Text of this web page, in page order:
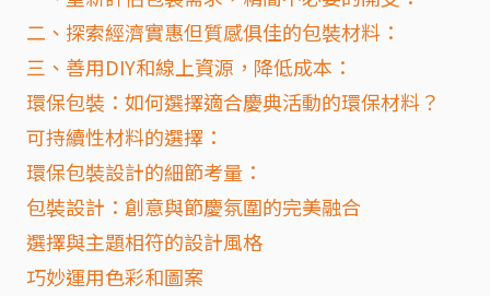
二、探索經濟實惠但質感俱佳的包裝材料：
三、善用DIY和線上資源，降低成本：
環保包裝：如何選擇適合慶典活動的環保材料？
可持續性材料的選擇：
環保包裝設計的細節考量：
包裝設計：創意與節慶氛圍的完美融合
選擇與主題相符的設計風格
巧妙運用色彩和圖案